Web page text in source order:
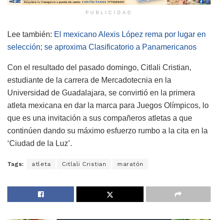
PUBLICIDAD
Lee también: El mexicano Alexis López rema por lugar en
selección; se aproxima Clasificatorio a Panamericanos
Con el resultado del pasado domingo, Citlali Cristian,
estudiante de la carrera de Mercadotecnia en la
Universidad de Guadalajara, se convirtió en la primera
atleta mexicana en dar la marca para Juegos Olímpicos, lo
que es una invitación a sus compañeros atletas a que
continúen dando su máximo esfuerzo rumbo a la cita en la
‘Ciudad de la Luz’.
Tags: atleta Citlali Cristian maratón